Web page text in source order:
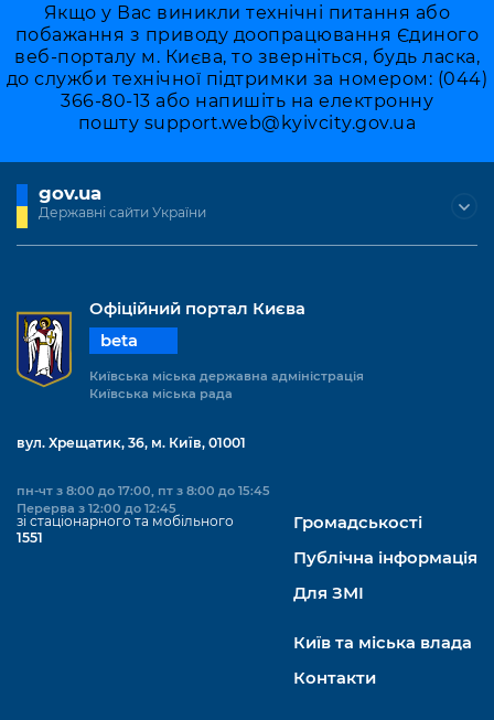
Якщо у Вас виникли технічні питання або
побажання з приводу доопрацювання Єдиного
веб-порталу м. Києва, то зверніться, будь ласка,
до служби технічної підтримки за номером: (044)
366-80-13 або напишіть на електронну
пошту support.web@kyivcity.gov.ua
gov.ua
Державні сайти України
Офіційний портал Києва
beta
Київська міська державна адміністрація
Київська міська рада
вул. Хрещатик, 36, м. Київ, 01001
пн-чт з 8:00 до 17:00, пт з 8:00 до 15:45
Перерва з 12:00 до 12:45
зі стаціонарного та мобільного
1551
Громадськості
Публічна інформація
Для ЗМІ
Київ та міська влада
Контакти